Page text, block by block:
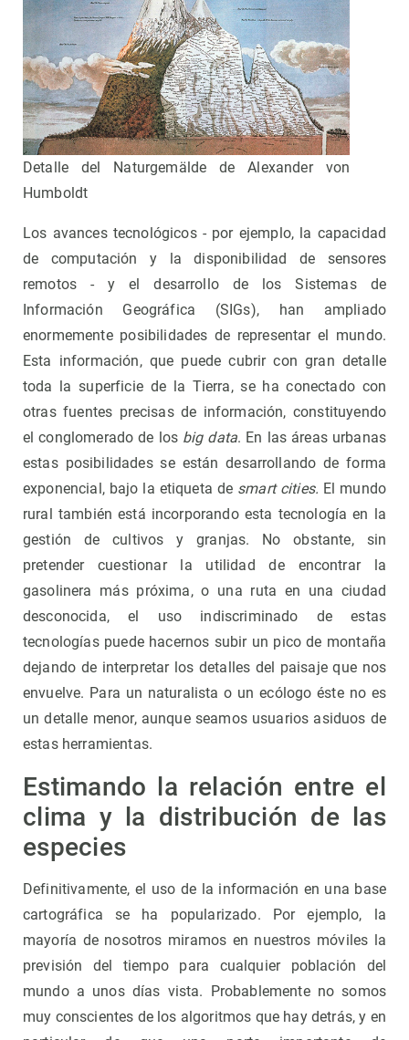
Detalle del Naturgemälde de Alexander von
Humboldt
Los avances tecnológicos - por ejemplo, la capacidad
de computación y la disponibilidad de sensores
remotos - y el desarrollo de los Sistemas de
Información Geográfica (SIGs), han ampliado
enormemente posibilidades de representar el mundo.
Esta información, que puede cubrir con gran detalle
toda la superficie de la Tierra, se ha conectado con
otras fuentes precisas de información, constituyendo
el conglomerado de los big data. En las áreas urbanas
estas posibilidades se están desarrollando de forma
exponencial, bajo la etiqueta de smart cities. El mundo
rural también está incorporando esta tecnología en la
gestión de cultivos y granjas. No obstante, sin
pretender cuestionar la utilidad de encontrar la
gasolinera más próxima, o una ruta en una ciudad
desconocida, el uso indiscriminado de estas
tecnologías puede hacernos subir un pico de montaña
dejando de interpretar los detalles del paisaje que nos
envuelve. Para un naturalista o un ecólogo éste no es
un detalle menor, aunque seamos usuarios asiduos de
estas herramientas.
Estimando la relación entre el
clima y la distribución de las
especies
Definitivamente, el uso de la información en una base
cartográfica se ha popularizado. Por ejemplo, la
mayoría de nosotros miramos en nuestros móviles la
previsión del tiempo para cualquier población del
mundo a unos días vista. Probablemente no somos
muy conscientes de los algoritmos que hay detrás, y en